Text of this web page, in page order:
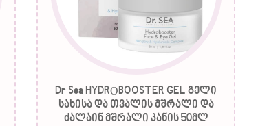
Dr Sea HYDRОBOOSTER GEL გელი
სახისა და თვალის მშრალი და
ძალაინ მშრალი კანის 50მლ